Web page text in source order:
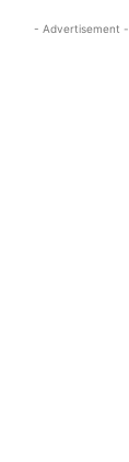
- Advertisement -